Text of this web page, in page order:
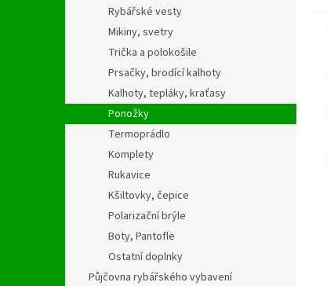
Rybářské vesty
Mikiny, svetry
Trička a polokošile
Prsačky, brodící kalhoty
Kalhoty, tepláky, kraťasy
Ponožky
Termoprádlo
Komplety
Rukavice
Kšiltovky, čepice
Polarizační brýle
Boty, Pantofle
Ostatní doplnky
Půjčovna rybářského vybavení